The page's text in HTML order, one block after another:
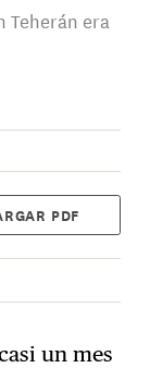
Teherán era
PDF
un mes